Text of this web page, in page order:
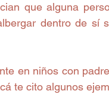
que alguna
dentro de sí
en niños con
te cito algunos